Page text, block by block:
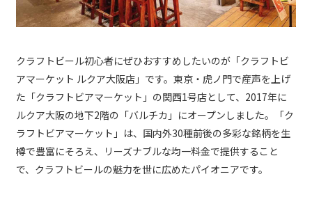
クラフトビール初心者にぜひおすすめしたいのが「クラフトビ
アマーケット ルクア大阪店」です。東京・虎ノ門で産声を上げ
た「クラフトビアマーケット」の関西1号店として、2017年に
ルクア大阪の地下2階の「バルチカ」にオープンしました。「ク
ラフトビアマーケット」は、国内外30種前後の多彩な銘柄を生
樽で豊富にそろえ、リーズナブルな均一料金で提供すること
で、クラフトビールの魅力を世に広めたパイオニアです。